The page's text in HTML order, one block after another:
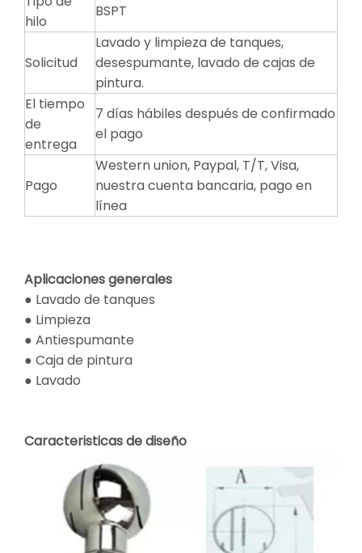
hilo
BSPT
Solicitud
Lavado y limpieza de tanques,
desespumante, lavado de cajas de
pintura.
El tiempo
de
entrega
7 días hábiles después de confirmado
el pago
Pago
Western union, Paypal, T/T, Visa,
nuestra cuenta bancaria, pago en
línea
Aplicaciones generales
● Lavado de tanques
● Limpieza
● Antiespumante
● Caja de pintura
● Lavado
Caracteristicas de diseño